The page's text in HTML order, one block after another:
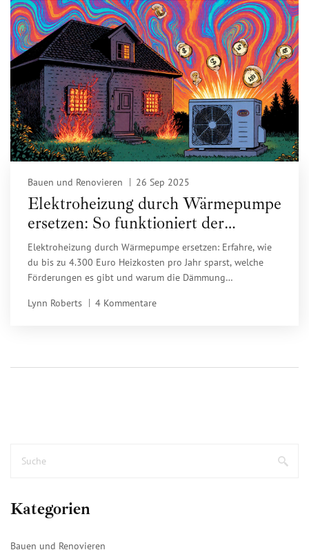
Bauen und Renovieren 26 Sep 2025
Elektroheizung durch Wärmepumpe
ersetzen: So funktioniert der
Austausch und was er wirklich
kostet
Elektroheizung durch Wärmepumpe ersetzen: Erfahre, wie
du bis zu 4.300 Euro Heizkosten pro Jahr sparst, welche
Förderungen es gibt und warum die Dämmung
Lynn Roberts
4 Kommentare
Kategorien
Bauen und Renovieren